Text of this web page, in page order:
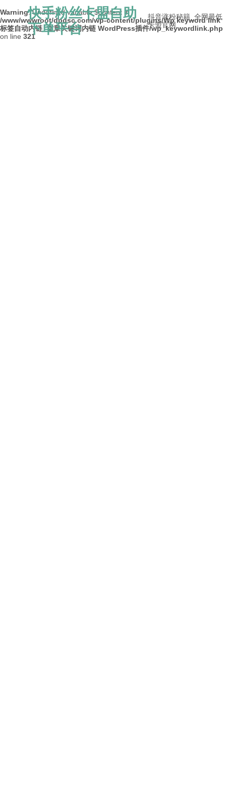
Warning: Undefined variable $content in
/www/wwwroot/dpdsc.com/wp-content/plugins/Wp keyword link
标签自动内链_文章关键词内链 WordPress插件/wp_keywordlink.php
on line 321
快手粉丝卡盟自助
下单平台
抖音涨粉秘籍_全网最低
卡盟官网